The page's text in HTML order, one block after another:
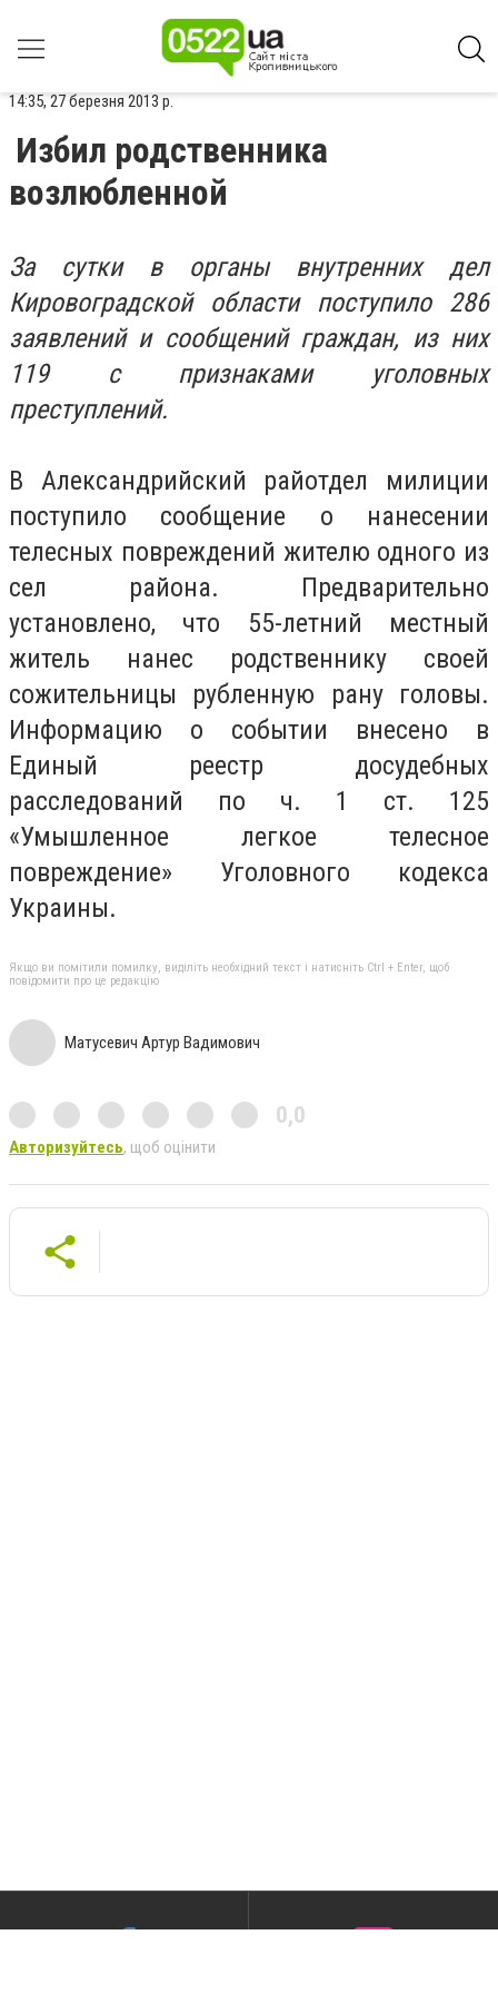
14:35, 27 березня 2013 р.
Избил родственника
возлюбленной
За сутки в органы внутренних дел
Кировоградской области поступило 286
заявлений и сообщений граждан, из них
119 с признаками уголовных
преступлений.
В Александрийский райотдел милиции
поступило сообщение о нанесении
телесных повреждений жителю одного из
сел района. Предварительно
установлено, что 55-летний местный
житель нанес родственнику своей
сожительницы рубленную рану головы.
Информацию о событии внесено в
Единый реестр досудебных
расследований по ч. 1 ст. 125
«Умышленное легкое телесное
повреждение» Уголовного кодекса
Украины.
Якщо ви помітили помилку, виділіть необхідний текст і натисніть Ctrl + Enter, щоб
повідомити про це редакцію
Матусевич Артур Вадимович
0,0
Авторизуйтесь, щоб оцінити